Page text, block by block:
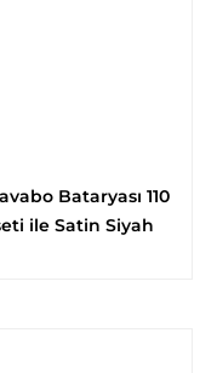
Bataryası 110
ile Satin Siyah